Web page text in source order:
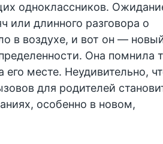
одноклассников.
или длинного разговора о
в воздухе, и вот он —
Она помнила
месте. Неудивительно,
для родителей
особенно в новом,